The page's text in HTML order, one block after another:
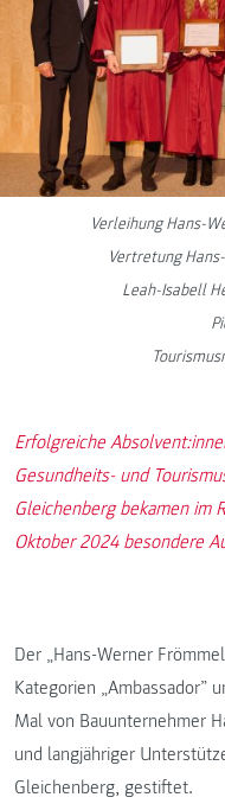
Verleihung Hans-
Vertretung
Leah-Isabell
Erfolgreiche
Gesundheits- und
Gleichenberg bekamen im
Oktober 2024 besondere
Der „Hans-Werner
Kategorien „Ambassador”
Mal von Bauunternehmer
und langjähriger
Gleichenberg, gestiftet.